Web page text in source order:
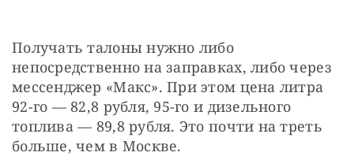
Получать талоны нужно либо
непосредственно на заправках, либо через
мессенджер «Maкс». При этом цена литра
92-го — 82,8 рубля, 95-го и дизельного
топлива — 89,8 рубля. Это почти на треть
больше, чем в Москве.